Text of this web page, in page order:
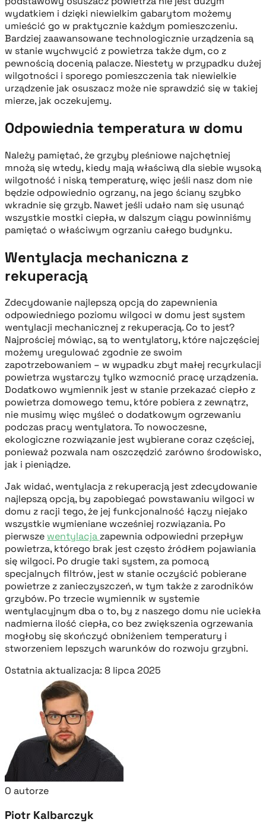
wydatkiem i dzięki niewielkim gabarytom możemy
umieścić go w praktycznie każdym pomieszczeniu.
Bardziej zaawansowane technologicznie urządzenia są
w stanie wychwycić z powietrza także dym, co z
pewnością docenią palacze. Niestety w przypadku dużej
wilgotności i sporego pomieszczenia tak niewielkie
urządzenie jak osuszacz może nie sprawdzić się w takiej
mierze, jak oczekujemy.
Odpowiednia temperatura w domu
Należy pamiętać, że grzyby pleśniowe najchętniej
mnożą się wtedy, kiedy mają właściwą dla siebie wysoką
wilgotność i niską temperaturę, więc jeśli nasz dom nie
będzie odpowiednio ogrzany, na jego ściany szybko
wkradnie się grzyb. Nawet jeśli udało nam się usunąć
wszystkie mostki ciepła, w dalszym ciągu powinniśmy
pamiętać o właściwym ogrzaniu całego budynku.
Wentylacja mechaniczna z
rekuperacją
Zdecydowanie najlepszą opcją do zapewnienia
odpowiedniego poziomu wilgoci w domu jest system
wentylacji mechanicznej z rekuperacją. Co to jest?
Najprościej mówiąc, są to wentylatory, które najczęściej
możemy uregulować zgodnie ze swoim
zapotrzebowaniem – w wypadku zbyt małej recyrkulacji
powietrza wystarczy tylko wzmocnić pracę urządzenia.
Dodatkowo wymiennik jest w stanie przekazać ciepło z
powietrza domowego temu, które pobiera z zewnątrz,
nie musimy więc myśleć o dodatkowym ogrzewaniu
podczas pracy wentylatora. To nowoczesne,
ekologiczne rozwiązanie jest wybierane coraz częściej,
ponieważ pozwala nam oszczędzić zarówno środowisko,
jak i pieniądze.
Jak widać, wentylacja z rekuperacją jest zdecydowanie
najlepszą opcją, by zapobiegać powstawaniu wilgoci w
domu z racji tego, że jej funkcjonalność łączy niejako
wszystkie wymieniane wcześniej rozwiązania. Po
pierwsze wentylacja zapewnia odpowiedni przepływ
powietrza, którego brak jest często źródłem pojawiania
się wilgoci. Po drugie taki system, za pomocą
specjalnych filtrów, jest w stanie oczyścić pobierane
powietrze z zanieczyszczeń, w tym także z zarodników
grzybów. Po trzecie wymiennik w systemie
wentylacyjnym dba o to, by z naszego domu nie uciekła
nadmierna ilość ciepła, co bez zwiększenia ogrzewania
mogłoby się skończyć obniżeniem temperatury i
stworzeniem lepszych warunków do rozwoju grzybni.
Ostatnia aktualizacja: 8 lipca 2025
O autorze
Piotr Kalbarczyk